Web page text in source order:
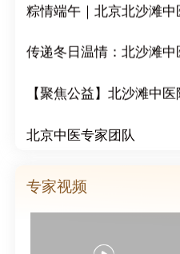
北京中医专家团队
专家视频